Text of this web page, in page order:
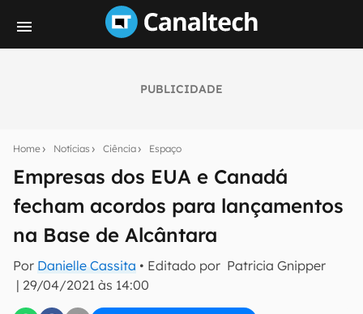
PUBLICIDADE
Home Notícias Ciência Espaço
Empresas dos EUA e Canadá
fecham acordos para lançamentos
na Base de Alcântara
Por Danielle Cassita • Editado por Patricia Gnipper
| 29/04/2021 às 14:00
notícias e reviews sobre tecnologia em primeira
E-mail
inscreva-se